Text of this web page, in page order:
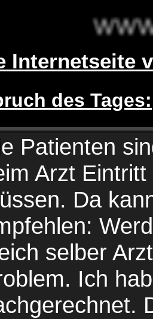
Internetseite
des Tages:
Patienten
Arzt
Da
selber
Ich